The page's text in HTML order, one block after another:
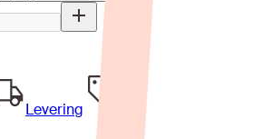
Levering